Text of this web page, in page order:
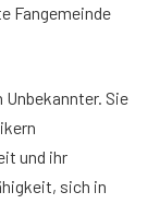
Fangemeinde
Sie
und ihr
sich in